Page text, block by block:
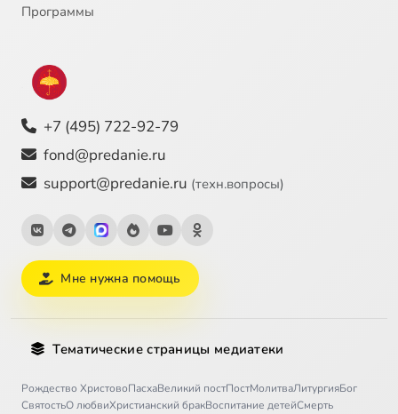
Программы
+7 (495) 722-92-79
fond@predanie.ru
support@predanie.ru (техн.вопросы)
Мне нужна помощь
Тематические страницы медиатеки
Рождество ХристовоПасхаВеликий постПостМолитваЛитургияБог
СвятостьО любвиХристианский бракВоспитание детейСмерть